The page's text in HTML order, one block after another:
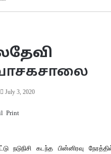
July 3, 2020
Print
நடுநிசி கடந்த பின்னிரவு